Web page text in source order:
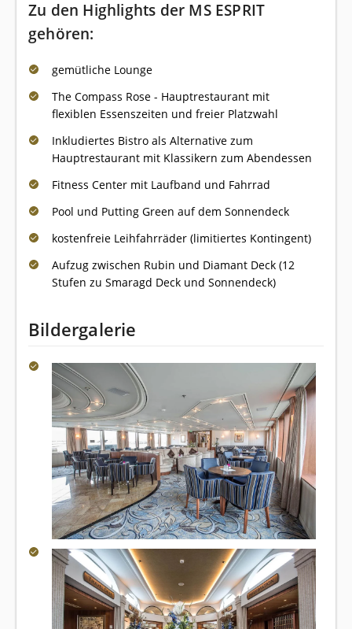
Zu den Highlights der MS ESPRIT
gehören:
gemütliche Lounge
The Compass Rose - Hauptrestaurant mit
flexiblen Essenszeiten und freier Platzwahl
Inkludiertes Bistro als Alternative zum
Hauptrestaurant mit Klassikern zum Abendessen
Fitness Center mit Laufband und Fahrrad
Pool und Putting Green auf dem Sonnendeck
kostenfreie Leihfahrräder (limitiertes Kontingent)
Aufzug zwischen Rubin und Diamant Deck (12
Stufen zu Smaragd Deck und Sonnendeck)
Bildergalerie